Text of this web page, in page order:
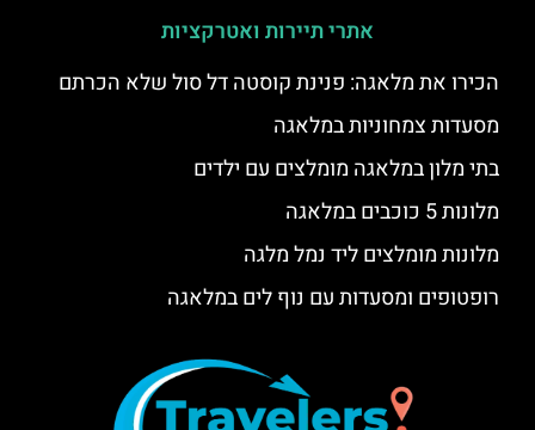
אתרי תיירות ואטרקציות
הכירו את מלאגה: פנינת קוסטה דל סול שלא הכרתם
מסעדות צמחוניות במלאגה
בתי מלון במלאגה מומלצים עם ילדים
מלונות 5 כוכבים במלאגה
מלונות מומלצים ליד נמל מלגה
רופטופים ומסעדות עם נוף לים במלאגה